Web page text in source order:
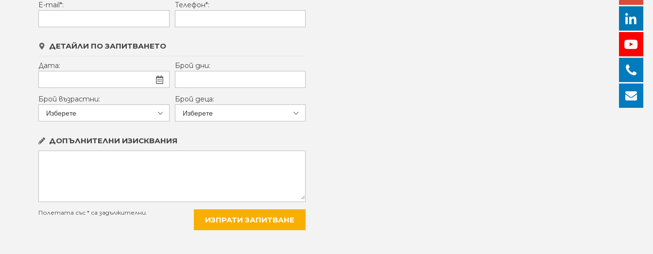
E-mail*: Телефон*:
ДЕТАЙЛИ ПО ЗАПИТВАНЕТО
Дата: Брой дни:
Брой възрастни: Брой деца:
ДОПЪЛНИТЕЛНИ ИЗИСКВАНИЯ
Полетата със * са задължителни.